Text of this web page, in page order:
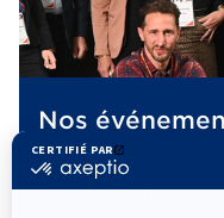
Nos
Tous les
pour la filière Vins